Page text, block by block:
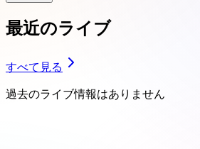
最近のライブ
すべて見る
過去のライブ情報はありません